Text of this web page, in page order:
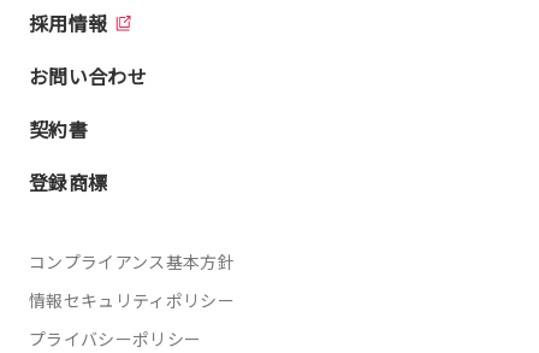
採用情報
お問い合わせ
契約書
登録商標
コンプライアンス基本方針
情報セキュリティポリシー
プライバシーポリシー